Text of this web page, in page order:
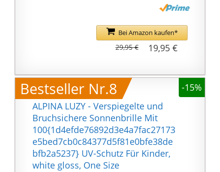
Verspiegelte Scheibe
reflektiert Infrarot-
Strahlen
hoher Tragekomfort
aufgrund einer stabilen
Brillenfassung mit
weichen Bügelenden
Bei Amazon kaufen*
19,95 €
29,95 €
Bestseller Nr.8
-15%
ALPINA LUZY - Verspiegelte und
Bruchsichere Sonnenbrille Mit
100{1d4efde76892d3e4a7fac27173
e5bed7cb0c84377d5f81e0bfe38de
bfb2a5237} UV-Schutz Für Kinder,
white gloss, One Size